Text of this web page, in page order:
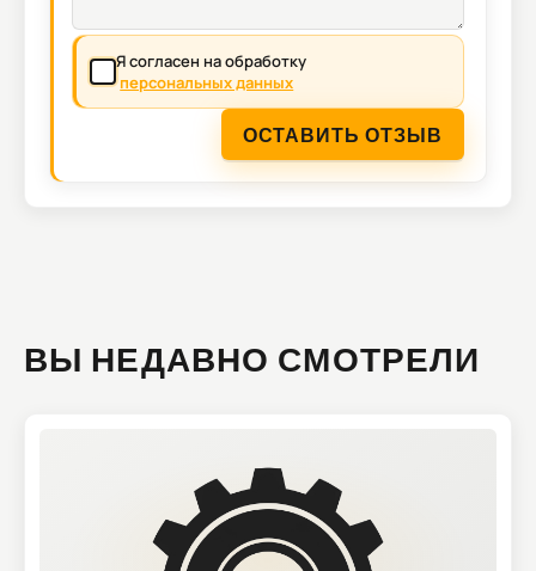
Я согласен на обработку
персональных данных
ОСТАВИТЬ ОТЗЫВ
ВЫ НЕДАВНО СМОТРЕЛИ